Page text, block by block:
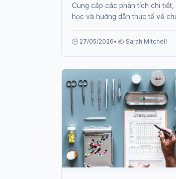
Cung cấp các phân tích chi tiết,
học và hướng dẫn thực tế về
Family Will Love in 2026 từ
🕒 27/05/2026• ✍️ Sarah Mitchell